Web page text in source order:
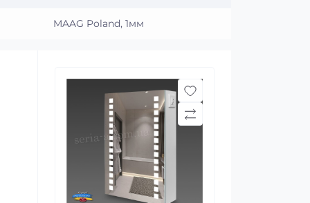
MAAG Poland, 1мм